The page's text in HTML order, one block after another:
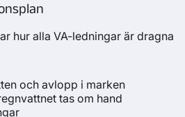
hur alla VA-ledningar är dragna
och avlopp i marken
tas om hand